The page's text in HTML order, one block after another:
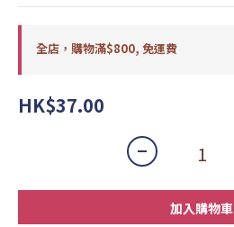
全店，購物滿$800, 免運費
HK$37.00
加入購物車